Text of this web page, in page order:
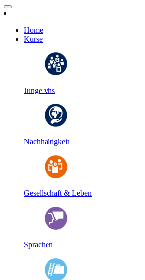
Home
Kurse
Junge vhs
Nachhaltigkeit
Gesellschaft & Leben
Sprachen